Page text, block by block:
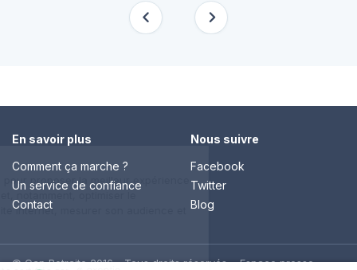
En savoir plus
Comment ça marche ?
Un service de confiance
Contact
Nous suivre
Facebook
Twitter
Blog
© Cap Retraite 2016 - Tous droits réservés •Espace presse•